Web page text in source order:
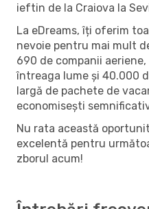
ieftin de la Craiova la
La eDreams, îți oferim
nevoie pentru mai mult
690 de companii
întreaga lume și 40.000
largă de pachete de
economisești
Nu rata această
excelentă pentru
zborul acum!